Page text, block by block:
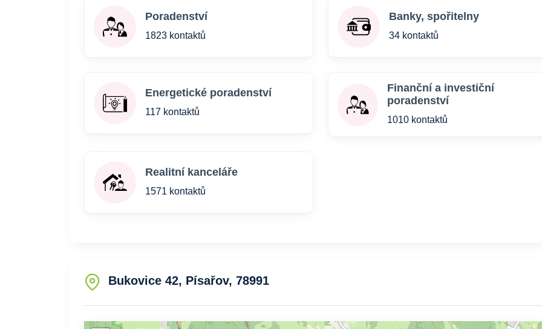
Poradenství
1823 kontaktů
Banky, spořitelny
34 kontaktů
Energetické poradenství
117 kontaktů
Finanční a investiční
poradenství
1010 kontaktů
Realitní kanceláře
1571 kontaktů
Bukovice 42, Písařov, 78991